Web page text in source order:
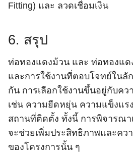
Fitting) และ ลวดเชื่อมเงิน
6. สรุป
ท่อทองแดงม้วน และ ท่อทองแ
และการใช้งานที่ตอบโจทย์ใน
กัน การเลือกใช้งานขึ้นอยู่กับคว
เช่น ความยืดหยุ่น ความแข็งแร
สถานที่ติดตั้ง ทั้งนี้ การพิจารณา
จะช่วยเพิ่มประสิทธิภาพและคว
ของโครงการนั้น ๆ